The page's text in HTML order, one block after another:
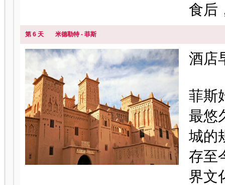
食后
第 6 天 米德勒特 - 菲斯
酒店
菲斯
最悠
城的
存至
界文